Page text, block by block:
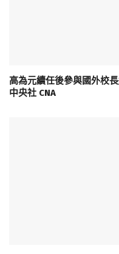
高為元續任後參與國外校
中央社 CNA